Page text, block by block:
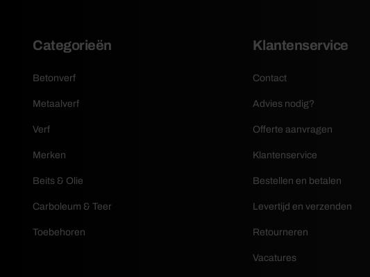
Categorieën
Betonverf
Metaalverf
Verf
Merken
Beits & Olie
Carboleum & Teer
Toebehoren
Klantenservice
Contact
Advies nodig?
Offerte aanvragen
Klantenservice
Bestellen en betalen
Levertijd en verzenden
Retourneren
Vacatures